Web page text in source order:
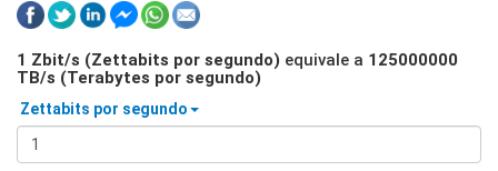
1 Zbit/s (Zettabits por segundo) equivale a 125000000
TB/s (Terabytes por segundo)
Zettabits por segundo